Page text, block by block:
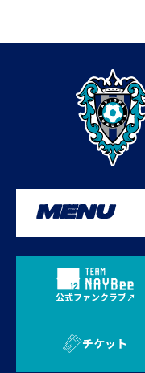
MENU
公式ファンクラブ
チケット